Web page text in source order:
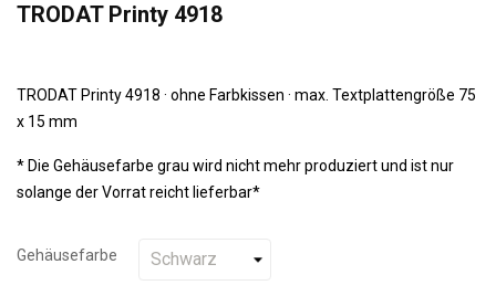
TRODAT Printy 4918
TRODAT Printy 4918 · ohne Farbkissen · max. Textplattengröße 75
x 15 mm
* Die Gehäusefarbe grau wird nicht mehr produziert und ist nur
solange der Vorrat reicht lieferbar*
Gehäusefarbe